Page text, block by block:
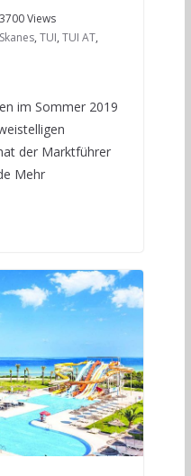
3700 Views
Skanes, TUI, TUI AT,
im Sommer 2019
der Marktführer
Mehr